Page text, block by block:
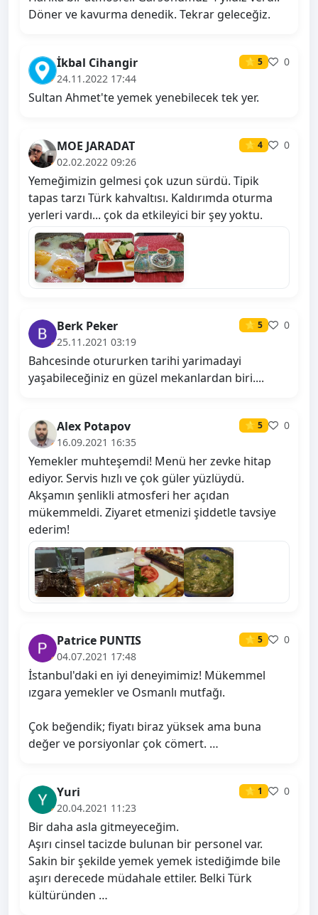
Döner ve kavurma denedik. Tekrar geleceğiz.
İkbal Cihangir ⭐ 5
0
24.11.2022 17:44
Sultan Ahmet'te yemek yenebilecek tek yer.
MOE JARADAT ⭐ 4
0
02.02.2022 09:26
Yemeğimizin gelmesi çok uzun sürdü. Tipik
tapas tarzı Türk kahvaltısı. Kaldırımda oturma
yerleri vardı... çok da etkileyici bir şey yoktu.
Berk Peker ⭐ 5
0
25.11.2021 03:19
Bahcesinde otururken tarihi yarimadayi
yaşabileceğiniz en güzel mekanlardan biri....
Alex Potapov ⭐ 5
0
16.09.2021 16:35
Yemekler muhteşemdi! Menü her zevke hitap
ediyor. Servis hızlı ve çok güler yüzlüydü.
Akşamın şenlikli atmosferi her açıdan
mükemmeldi. Ziyaret etmenizi şiddetle tavsiye
ederim!
Patrice PUNTIS ⭐ 5
0
04.07.2021 17:48
İstanbul'daki en iyi deneyimimiz! Mükemmel
ızgara yemekler ve Osmanlı mutfağı.
Çok beğendik; fiyatı biraz yüksek ama buna
değer ve porsiyonlar çok cömert. …
Yuri ⭐ 1
0
20.04.2021 11:23
Bir daha asla gitmeyeceğim.
Aşırı cinsel tacizde bulunan bir personel var.
Sakin bir şekilde yemek yemek istediğimde bile
aşırı derecede müdahale ettiler. Belki Türk
kültüründen …